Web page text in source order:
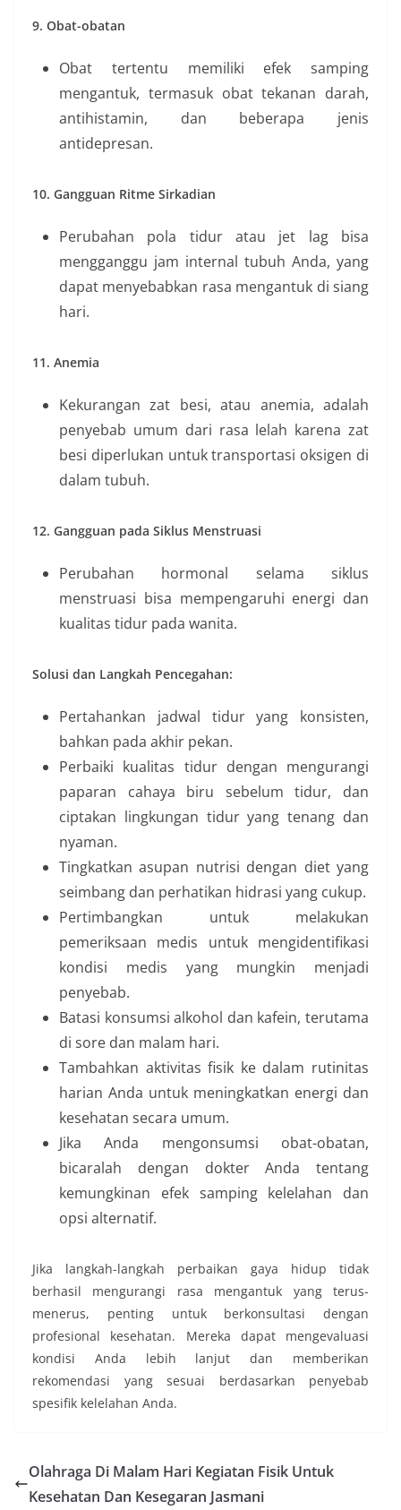
9. Obat-obatan
Obat tertentu memiliki efek samping
mengantuk, termasuk obat tekanan darah,
antihistamin, dan beberapa jenis
antidepresan.
10. Gangguan Ritme Sirkadian
Perubahan pola tidur atau jet lag bisa
mengganggu jam internal tubuh Anda, yang
dapat menyebabkan rasa mengantuk di siang
hari.
11. Anemia
Kekurangan zat besi, atau anemia, adalah
penyebab umum dari rasa lelah karena zat
besi diperlukan untuk transportasi oksigen di
dalam tubuh.
12. Gangguan pada Siklus Menstruasi
Perubahan hormonal selama siklus
menstruasi bisa mempengaruhi energi dan
kualitas tidur pada wanita.
Solusi dan Langkah Pencegahan:
Pertahankan jadwal tidur yang konsisten,
bahkan pada akhir pekan.
Perbaiki kualitas tidur dengan mengurangi
paparan cahaya biru sebelum tidur, dan
ciptakan lingkungan tidur yang tenang dan
nyaman.
Tingkatkan asupan nutrisi dengan diet yang
seimbang dan perhatikan hidrasi yang cukup.
Pertimbangkan untuk melakukan
pemeriksaan medis untuk mengidentifikasi
kondisi medis yang mungkin menjadi
penyebab.
Batasi konsumsi alkohol dan kafein, terutama
di sore dan malam hari.
Tambahkan aktivitas fisik ke dalam rutinitas
harian Anda untuk meningkatkan energi dan
kesehatan secara umum.
Jika Anda mengonsumsi obat-obatan,
bicaralah dengan dokter Anda tentang
kemungkinan efek samping kelelahan dan
opsi alternatif.
Jika langkah-langkah perbaikan gaya hidup tidak
berhasil mengurangi rasa mengantuk yang terus-
menerus, penting untuk berkonsultasi dengan
profesional kesehatan. Mereka dapat mengevaluasi
kondisi Anda lebih lanjut dan memberikan
rekomendasi yang sesuai berdasarkan penyebab
spesifik kelelahan Anda.
Olahraga Di Malam Hari Kegiatan Fisik Untuk
Kesehatan Dan Kesegaran Jasmani